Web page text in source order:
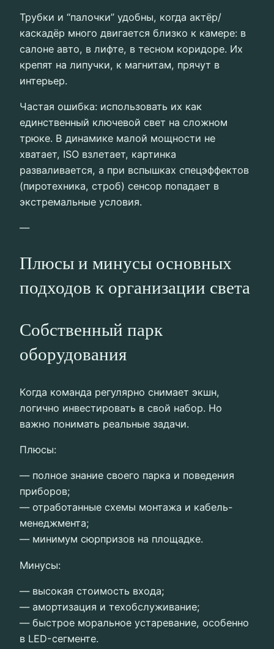
Трубки и “палочки” удобны, когда актёр/
каскадёр много двигается близко к камере: в
салоне авто, в лифте, в тесном коридоре. Их
крепят на липучки, к магнитам, прячут в
интерьер.
Частая ошибка: использовать их как
единственный ключевой свет на сложном
трюке. В динамике малой мощности не
хватает, ISO взлетает, картинка
разваливается, а при вспышках спецэффектов
(пиротехника, строб) сенсор попадает в
экстремальные условия.
—
Плюсы и минусы основных
подходов к организации света
Собственный парк
оборудования
Когда команда регулярно снимает экшн,
логично инвестировать в свой набор. Но
важно понимать реальные задачи.
Плюсы:
— полное знание своего парка и поведения
приборов;
— отработанные схемы монтажа и кабель-
менеджмента;
— минимум сюрпризов на площадке.
Минусы:
— высокая стоимость входа;
— амортизация и техобслуживание;
— быстрое моральное устаревание, особенно
в LED-сегменте.